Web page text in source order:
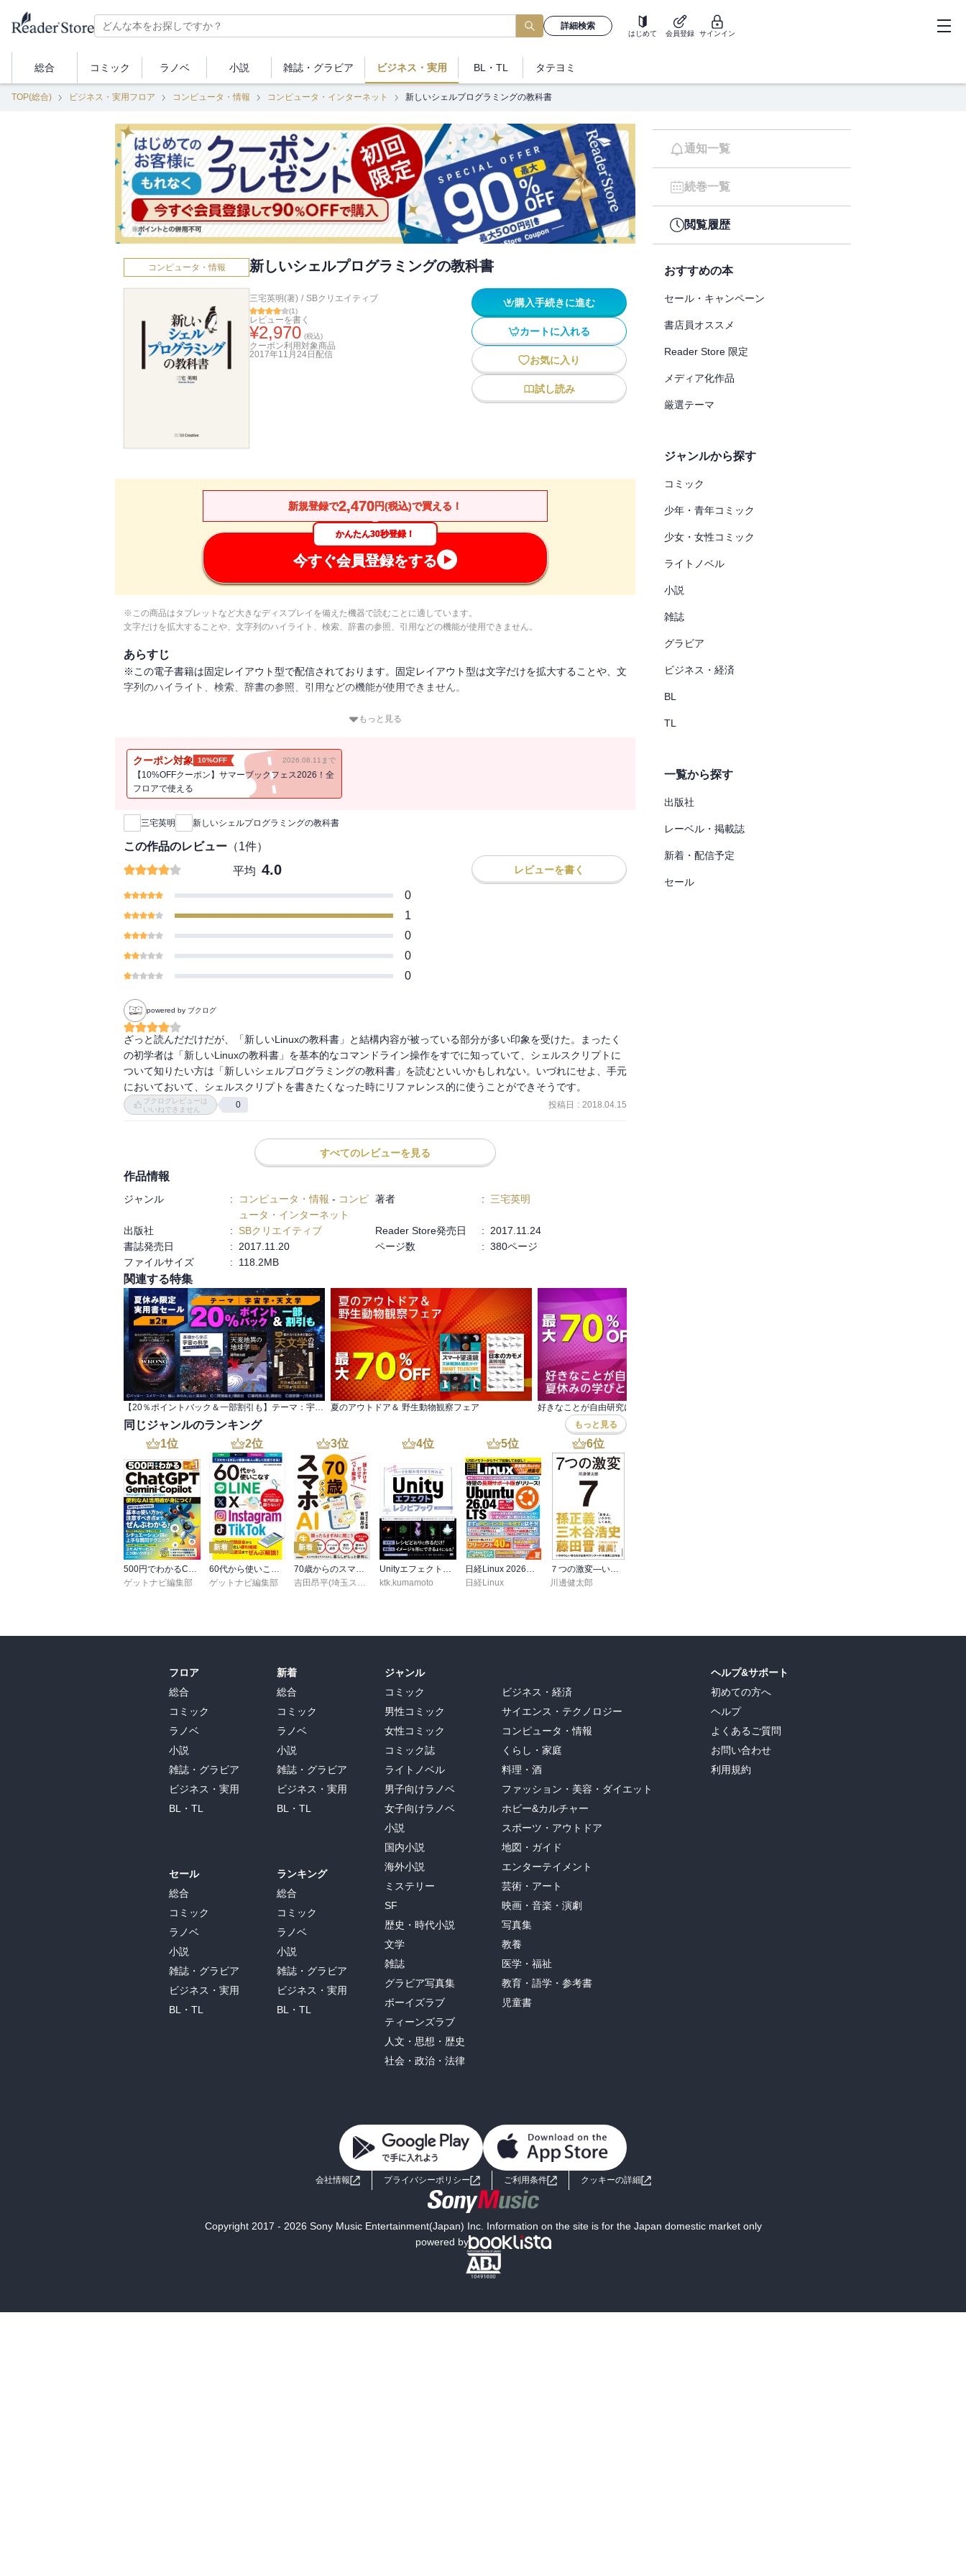
詳細検索
はじめて 会員登録 サインイン
総合 コミック ラノベ 小説 雑誌・ グラビア ビジネス ・実用 BL・TL タテヨミ
TOP(総合) ビジネス・実用フロア コンピュータ・情報 コンピュータ・インターネット 新しいシェルプログラミングの教科書
コンピュータ・情報 新しいシェルプログラミングの教科書
三宅英明(著) / SBクリエイティブ
(1)
レビューを書く
¥2,970 (税込)
クーポン利用対象商品
2017年11月24日 配信
購入手続きに進む
カートに入れる
お気に入り
試し読み
新規登録で2,470円(税込)で買える！
かんたん30秒登録！
今すぐ会員登録をする
※この商品はタブレットなど大きなディスプレイを備えた機器で読むことに適しています。
文字だけを拡大することや、文字列のハイライト、検索、辞書の参照、引用などの機能が使用できません。
あらすじ
※この電子書籍は固定レイアウト型で配信されております。固定レイアウト型は文字だけを拡大することや、文
字列のハイライト、検索、辞書の参照、引用などの機能が使用できません。
ほとんどのディストリビューションでデフォルトとなっているbashに特化することで、
類書と差別化を図るとともに、より実践的なプログラミングを紹介します。
またプログラミング手法の理解に欠かせないLinuxの仕組みについてもできるかぎり解説しました。
イマドキのエンジニア必携の一冊。
もっと見る
クーポン対象 10%OFF 2026.08.11まで
【10%OFFクーポン】サマーブックフェス2026！全
フロアで使える
新刊通知
三宅英明 新しいシェルプログラミングの教科書
この作品のレビュー （1件）
平均 4.0 レビューを書く
0
1
0
0
0
powered by ブクログ
ざっと読んだだけだが、「新しいLinuxの教科書」と結構内容が被っている部分が多い印象を受けた。まったく
の初学者は「新しいLinuxの教科書」を基本的なコマンドライン操作をすでに知っていて、シェルスクリプトに
ついて知りたい方は「新しいシェルプログラミングの教科書」を読むといいかもしれない。いづれにせよ、手元
においておいて、シェルスクリプトを書きたくなった時にリファレンス的に使うことができそうです。
ブクログレビューは
いいねできません
0 投稿日 : 2018.04.15
すべてのレビューを見る
作品情報
ジャンル : コンピュータ・情報 - コンピ
ュータ・インターネット
著者 : 三宅英明
出版社 : SBクリエイティブ Reader Store発売日 :
2017.11.24
書誌発売日
: 2017.11.20 ページ数 : 380ページ
ファイルサイズ
: 118.2MB
関連する特集
【20％ポイントバック＆一部割引も】テーマ：宇宙学・天文学 夏休み限定実用書セール第2弾 夏のアウトドア＆ 野生動物観察フェア
同じジャンルのランキング もっと見る
1位
500円でわかるChatGPT・Gemini・Copilot
ゲットナビ編集部
2位
新着
60代から使いこなすLINE・X・Instagram・TikTok
ゲットナビ編集部
3位
新着
70歳からのスマホAI生活 話しかけるだけでパッと解決！
吉田昂平(埼玉スマホ教室)
4位
Unityエフェクトレシピブック パーツを組み合わせて作れる
ktk.kumamoto
5位
日経Linux 2026夏 最新版Ubuntu入門＆AI活用特集号
日経Linux
6位
７つの激変―いかがわしい者たちが主役の「インターネット産業」３０年史
川邊健太郎
通知一覧
続巻一覧
閲覧履歴
おすすめの本
セール・キャンペーン
書店員オススメ
Reader Store 限定
メディア化作品
厳選テーマ
ジャンルから探す
コミック
少年・青年コミック
少女・女性コミック
ライトノベル
小説
雑誌
グラビア
ビジネス・経済
BL
TL
一覧から探す
出版社
レーベル・掲載誌
新着・配信予定
セール
フロア
総合
コミック
ラノベ
小説
雑誌・グラビア
ビジネス・実用
BL・TL
セール
総合
コミック
ラノベ
小説
雑誌・グラビア
ビジネス・実用
BL・TL
新着
総合
コミック
ラノベ
小説
雑誌・グラビア
ビジネス・実用
BL・TL
ランキング
総合
コミック
ラノベ
小説
雑誌・グラビア
ビジネス・実用
BL・TL
ジャンル
コミック
男性コミック
女性コミック
コミック誌
ライトノベル
男子向けラノベ
女子向けラノベ
小説
国内小説
海外小説
ミステリー
SF
歴史・時代小説
文学
雑誌
グラビア写真集
ボーイズラブ
ティーンズラブ
人文・思想・歴史
社会・政治・法律
ビジネス・経済
サイエンス・テクノロジー
コンピュータ・情報
くらし・家庭
料理・酒
ファッション・美容・ダイエット
ホビー&カルチャー
スポーツ・アウトドア
地図・ガイド
エンターテイメント
芸術・アート
映画・音楽・演劇
写真集
教養
医学・福祉
教育・語学・参考書
児童書
ヘルプ&サポート
初めての方へ
ヘルプ
よくあるご質問
お問い合わせ
利用規約
会社情報 プライバシーポリシー ご利用条件 クッキーの詳細
Copyright 2017 - 2026 Sony Music Entertainment(Japan) Inc. Information on the site is for the Japan domestic market only
powered by